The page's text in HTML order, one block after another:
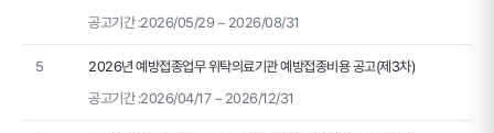
공고기간 :2026/05/29 ~ 2026/08/31
5
2026년 예방접종업무 위탁의료기관 예방접종비용 공고(제3차)
공고기간 :2026/04/17 ~ 2026/12/31